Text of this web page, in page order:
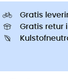
Gratis
Gratis retur